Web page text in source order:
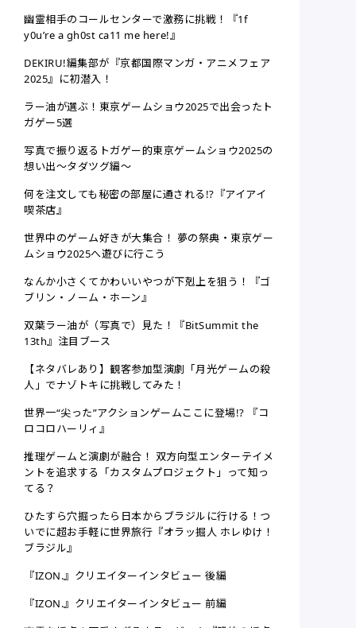
幽霊相手のコールセンターで激務に挑戦！『1f
y0u’re a gh0st ca11 me here!』
DEKIRU!編集部が『京都国際マンガ・アニメフェア
2025』に初潜入！
ラー油が選ぶ！東京ゲームショウ2025で出会ったト
ガゲー5選
写真で振り返るトガゲー的東京ゲームショウ2025の
想い出〜タダツグ編〜
何を注文しても秘密の部屋に通される!?『アイアイ
喫茶店』
世界中のゲーム好きが大集合！ 夢の祭典・東京ゲー
ムショウ2025へ遊びに行こう
なんか小さくてかわいいやつが下剋上を狙う！『ゴ
ブリン・ノーム・ホーン』
双葉ラー油が（写真で）見た！『BitSummit the
13th』注目ブース
【ネタバレあり】観客参加型演劇「月光ゲームの殺
人」でナゾトキに挑戦してみた！
世界一“尖った”アクションゲームここに登場!? 『コ
ロコロハーリィ』
推理ゲームと演劇が融合！ 双方向型エンターテイメ
ントを追求する「カスタムプロジェクト」って知っ
てる？
ひたすら穴掘ったら日本からブラジルに行ける！つ
いでに超お手軽に世界旅行『オラッ掘人 ホレゆけ！
ブラジル』
『IZON.』クリエイターインタビュー 後編
『IZON.』クリエイターインタビュー 前編